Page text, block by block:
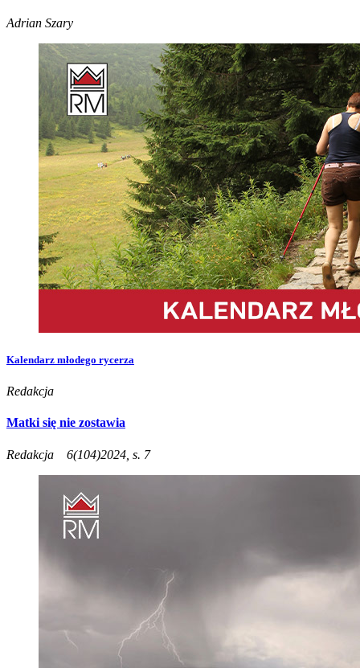
Adrian Szary
Kalendarz młodego rycerza
Redakcja
Matki się nie zostawia
Redakcja 6(104)2024, s. 7